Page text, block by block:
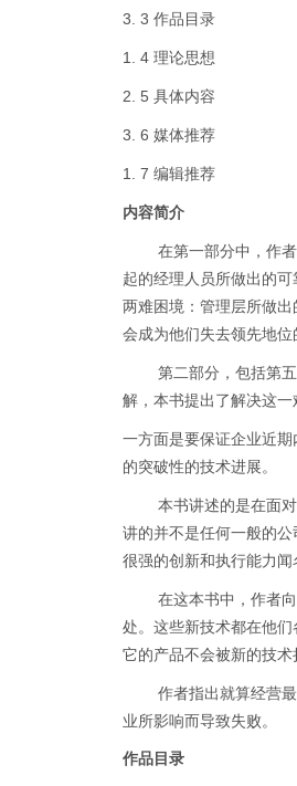
3. 3 作品目录
1. 4 理论思想
2. 5 具体内容
3. 6 媒体推荐
1. 7 编辑推荐
内容简介
在第一部分中，作者运
起的经理人员所做出的
两难困境：管理层所做
会成为他们失去领先地位
第二部分，包括第五
解，本书提出了解决这
一方面是要保证企业近
的突破性的技术进展。
本书讲述的是在面对
讲的并不是任何一般的
很强的创新和执行能力
在这本书中，作者向
处。这些新技术都在他
它的产品不会被新的技术
作者指出就算经营最
业所影响而导致失败。
作品目录